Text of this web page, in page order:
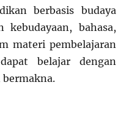
berbasis budaya
kebudayaan, bahasa,
materi pembelajaran
belajar dengan
bermakna.